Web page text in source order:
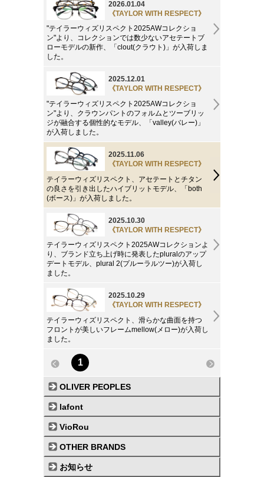
2026.01.04
《TAYLOR WITH RESPECT》
"テイラーウィズリスペクト2025AWコレクショ
ン"より、コレクションでは数少ないアセテートブ
ローモデルの新作、「clout(クラウト)」が入荷しま
した。
2025.12.01
《TAYLOR WITH RESPECT》
"テイラーウィズリスペクト2025AWコレクショ
ン"より、クラウンパントのフォルムとツーブリッ
ジが融合する個性的なモデル、「valley(バレー)」
が入荷しました。
2025.11.06
《TAYLOR WITH RESPECT》
テイラーウィズリスペクト、アセテートとチタン
の良さを引き出したハイブリットモデル、「both
(ボース)」が入荷しました。
2025.10.30
《TAYLOR WITH RESPECT》
テイラーウィズリスペクト2025AWコレクションよ
り、ブランド立ち上げ時に発表したpluralのアップ
デートモデル、plural 2(プルーラルツー)が入荷し
ました。
2025.10.29
《TAYLOR WITH RESPECT》
テイラーウィズリスペクト、滑らかな曲面を持つ
フロントが美しいフレームmellow(メロー)が入荷し
ました。
1
OLIVER PEOPLES
lafont
VioRou
OTHER BRANDS
お知らせ